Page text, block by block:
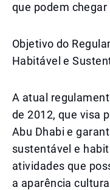
que podem
Objetivo do
Habitável e
A atual
de 2012, que visa
Abu Dhabi e
sustentável e
atividades que
a aparência